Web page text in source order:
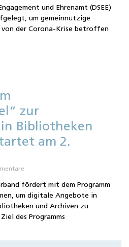
und Ehrenamt (DSEE)
um gemeinnützige
der Corona-Krise betroffen
zur
Bibliotheken
am 2.
fördert mit dem Programm
um digitale Angebote in
und Archiven zu
des Programms